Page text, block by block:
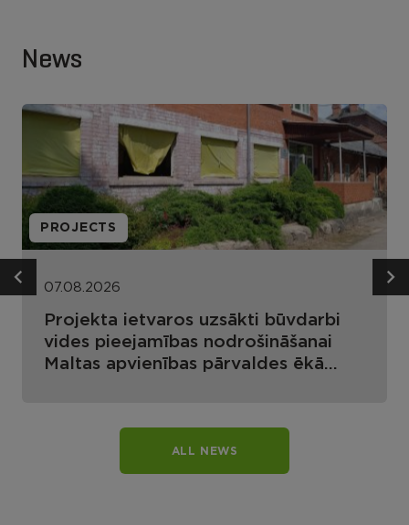
News
PROJECTS
07.08.2026
Projekta ietvaros uzsākti būvdarbi
vides pieejamības nodrošināšanai
Maltas apvienības pārvaldes ēkā
ALL NEWS